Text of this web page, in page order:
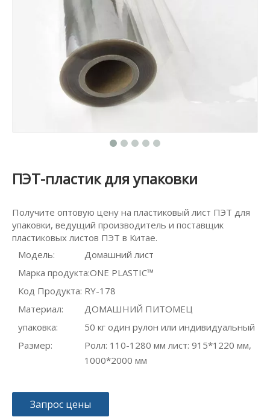
ПЭТ-пластик для упаковки
Получите оптовую цену на пластиковый лист ПЭТ для
упаковки, ведущий производитель и поставщик
пластиковых листов ПЭТ в Китае.
Модель:
Домашний лист
Марка продукта:ONE PLASTIC™
Код Продукта: RY-178
Материал:
ДОМАШНИЙ ПИТОМЕЦ
упаковка:
50 кг один рулон или индивидуальный
Размер:
Ролл: 110-1280 мм лист: 915*1220 мм,
1000*2000 мм
Запрос цены